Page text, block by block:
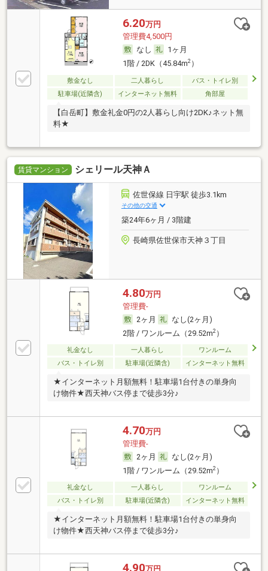
6.20万円
管理費4,500円
なし
1ヶ月
1階 / 2DK（45.84m2）
敷金なし 二人暮らし
バス・トイレ別
駐車場(近隣含)
インターネット無料 角部屋
【白岳町】敷金礼金0円の2人暮らし向け2DK♪ネット無
料★
賃貸マンション シェリール天神Ａ
佐世保線 日宇駅 徒歩3.1km
その他の交通
築24年6ヶ月 / 3階建
長崎県佐世保市天神３丁目
4.80万円
管理費-
2ヶ月
なし(2ヶ月)
2階 / ワンルーム（29.52m2）
礼金なし 一人暮らし
ワンルーム
バス・トイレ別
駐車場(近隣含) インターネット無料
★インターネット月額無料！駐車場1台付きの単身向
け物件★西天神バス停まで徒歩3分♪
4.70万円
管理費-
2ヶ月
なし(2ヶ月)
1階 / ワンルーム（29.52m2）
礼金なし 一人暮らし
ワンルーム
バス・トイレ別
駐車場(近隣含) インターネット無料
★インターネット月額無料！駐車場1台付きの単身向
け物件★西天神バス停まで徒歩3分♪
4.90万円